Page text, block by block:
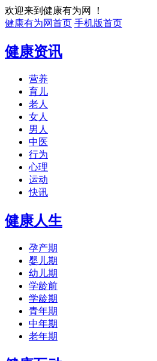
欢迎来到健康有为网 ！
健康有为网首页 手机版首页
健康资讯
营养
育儿
老人
女人
男人
中医
行为
心理
运动
快讯
健康人生
孕产期
婴儿期
幼儿期
学龄前
学龄期
青年期
中年期
老年期